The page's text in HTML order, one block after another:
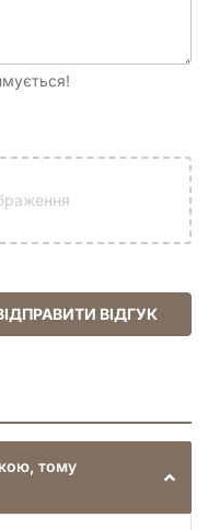
концепція
але з несподіваним
яка прагне
Айлін не пасивна
захоплення.
розкривається
сторін, що робить
гумор та щирі
читання приємним та
та політичною
у форматі, що
мм, м'яка
тексту.
ВІДГУК
тому